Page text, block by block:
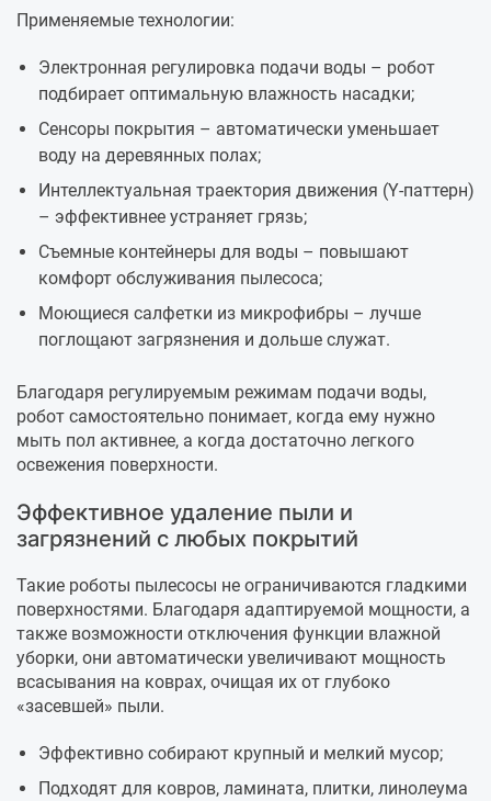
Применяемые технологии:
Электронная регулировка подачи воды – робот
подбирает оптимальную влажность насадки;
Сенсоры покрытия – автоматически уменьшает
воду на деревянных полах;
Интеллектуальная траектория движения (Y-паттерн)
– эффективнее устраняет грязь;
Съемные контейнеры для воды – повышают
комфорт обслуживания пылесоса;
Моющиеся салфетки из микрофибры – лучше
поглощают загрязнения и дольше служат.
Благодаря регулируемым режимам подачи воды,
робот самостоятельно понимает, когда ему нужно
мыть пол активнее, а когда достаточно легкого
освежения поверхности.
Эффективное удаление пыли и
загрязнений с любых покрытий
Такие роботы пылесосы не ограничиваются гладкими
поверхностями. Благодаря адаптируемой мощности, а
также возможности отключения функции влажной
уборки, они автоматически увеличивают мощность
всасывания на коврах, очищая их от глубоко
«засевшей» пыли.
Эффективно собирают крупный и мелкий мусор;
Подходят для ковров, ламината, плитки, линолеума